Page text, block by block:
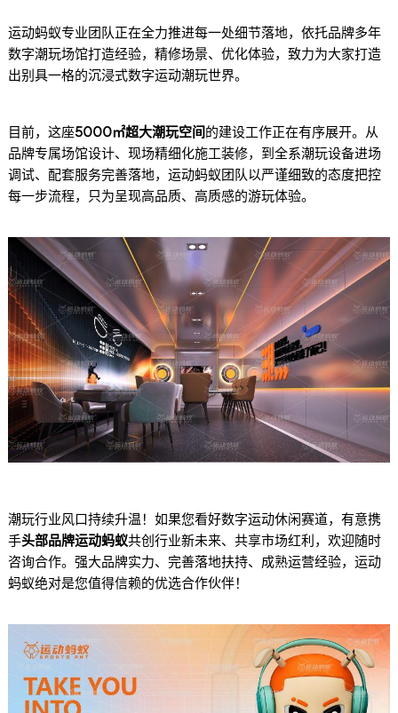
运动蚂蚁专业团队正在全力推进每一处细节落地，依托品牌多年
数字潮玩场馆打造经验，精修场景、优化体验，致力为大家打造
出别具一格的沉浸式数字运动潮玩世界。
目前，这座5000㎡超大潮玩空间的建设工作正在有序展开。从
品牌专属场馆设计、现场精细化施工装修，到全系潮玩设备进场
调试、配套服务完善落地，运动蚂蚁团队以严谨细致的态度把控
每一步流程，只为呈现高品质、高质感的游玩体验。
潮玩行业风口持续升温！如果您看好数字运动休闲赛道，有意携
手头部品牌运动蚂蚁共创行业新未来、共享市场红利，欢迎随时
咨询合作。强大品牌实力、完善落地扶持、成熟运营经验，运动
蚂蚁绝对是您值得信赖的优选合作伙伴！